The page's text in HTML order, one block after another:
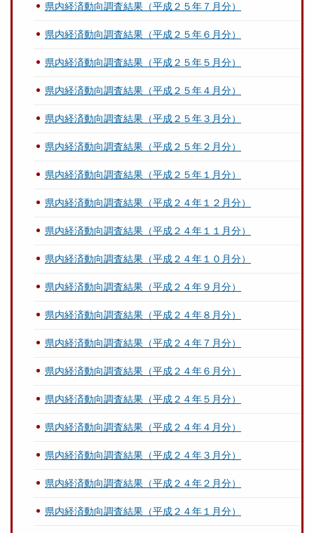
県内経済動向調査結果（平成２５年７月分）
県内経済動向調査結果（平成２５年６月分）
県内経済動向調査結果（平成２５年５月分）
県内経済動向調査結果（平成２５年４月分）
県内経済動向調査結果（平成２５年３月分）
県内経済動向調査結果（平成２５年２月分）
県内経済動向調査結果（平成２５年１月分）
県内経済動向調査結果（平成２４年１２月分）
県内経済動向調査結果（平成２４年１１月分）
県内経済動向調査結果（平成２４年１０月分）
県内経済動向調査結果（平成２４年９月分）
県内経済動向調査結果（平成２４年８月分）
県内経済動向調査結果（平成２４年７月分）
県内経済動向調査結果（平成２４年６月分）
県内経済動向調査結果（平成２４年５月分）
県内経済動向調査結果（平成２４年４月分）
県内経済動向調査結果（平成２４年３月分）
県内経済動向調査結果（平成２４年２月分）
県内経済動向調査結果（平成２４年１月分）